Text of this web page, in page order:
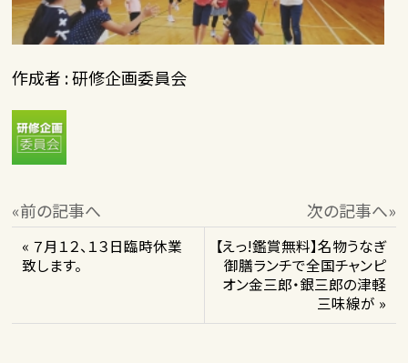
作成者 : 研修企画委員会
«前の記事へ 次の記事へ»
« ７月１２、１３日臨時休業
致します。
【えっ!鑑賞無料】名物うなぎ
御膳ランチで全国チャンピ
オン金三郎・銀三郎の津軽
三味線が »